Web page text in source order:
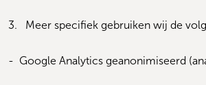
3. Meer specifiek gebruiken wij de
- Google Analytics geanonimiseerd